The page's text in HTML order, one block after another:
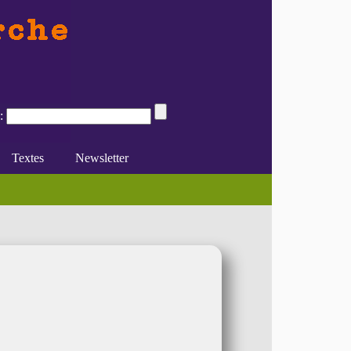
incluant les liens aux textes et (...)
Textes Newsletter